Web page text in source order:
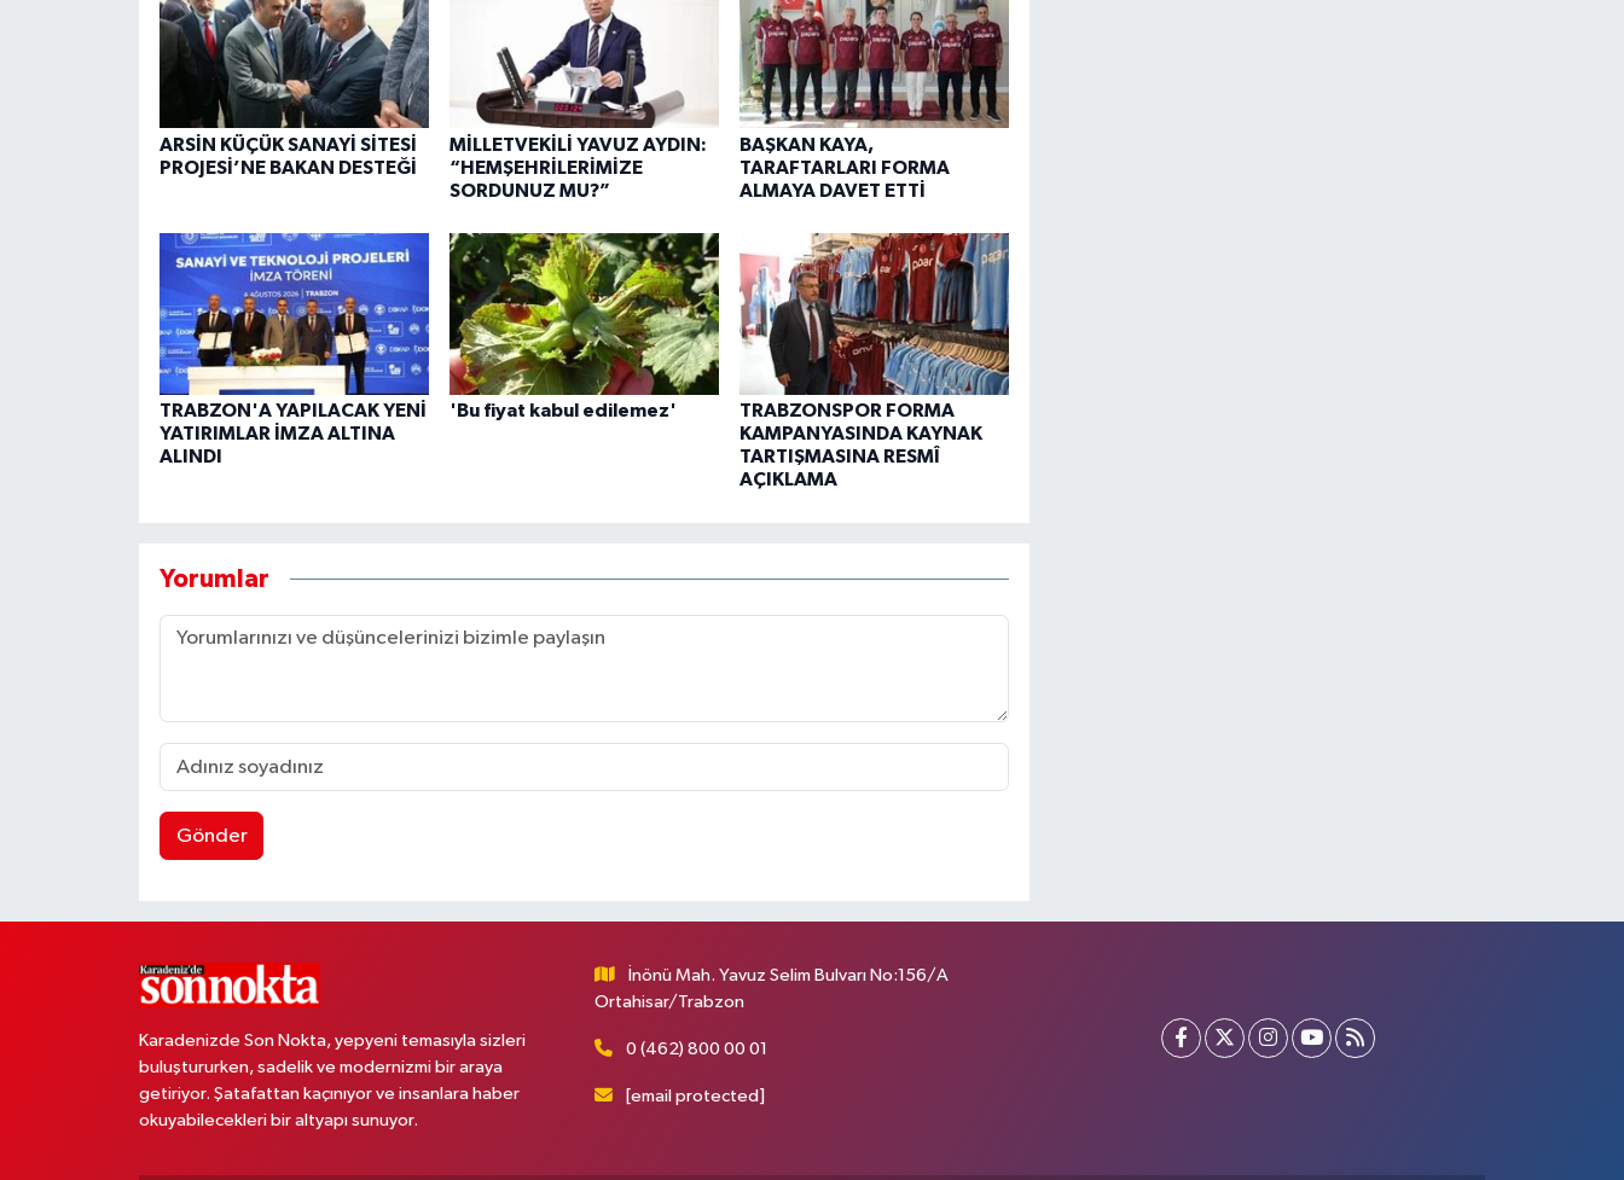
ARSİN KÜÇÜK SANAYİ SİTESİ
PROJESİ’NE BAKAN DESTEĞİ
MİLLETVEKİLİ YAVUZ AYDIN:
“HEMŞEHRİLERİMİZE
SORDUNUZ MU?”
BAŞKAN KAYA,
TARAFTARLARI FORMA
ALMAYA DAVET ETTİ
TRABZON'A YAPILACAK YENİ
YATIRIMLAR İMZA ALTINA
ALINDI
'Bu fiyat kabul edilemez'
TRABZONSPOR FORMA
KAMPANYASINDA KAYNAK
TARTIŞMASINA RESMÎ
AÇIKLAMA
Yorumlar
Gönder
Karadenizde Son Nokta, yepyeni temasıyla sizleri
buluştururken, sadelik ve modernizmi bir araya
getiriyor. Şatafattan kaçınıyor ve insanlara haber
okuyabilecekleri bir altyapı sunuyor.
İnönü Mah. Yavuz Selim Bulvarı No:156/A
Ortahisar/Trabzon
0 (462) 800 00 01
[email protected]